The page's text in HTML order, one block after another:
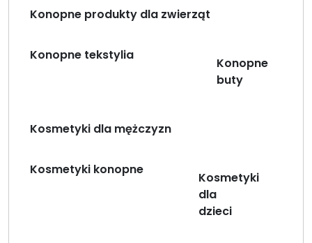
Konopne produkty dla zwierząt
Konopne tekstylia
Konopne
buty
Kosmetyki dla mężczyzn
Kosmetyki konopne
Kosmetyki
dla
dzieci